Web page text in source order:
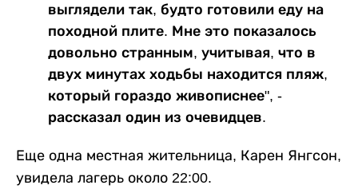
выглядели так, будто готовили еду на
походной плите. Мне это показалось
довольно странным, учитывая, что в
двух минутах ходьбы находится пляж,
который гораздо живописнее", -
рассказал один из очевидцев.
Еще одна местная жительница, Карен Янгсон,
увидела лагерь около 22:00.